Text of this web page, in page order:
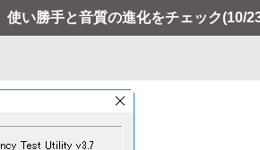
い勝手と音質の進化をチェック(10/